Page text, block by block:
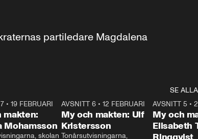
partiledare Magdalena
SE ALLA
24:30
• 19 FEBRUARI
makten:
Mohamsson
skolan
27:30
AVSNITT 6 •12 FEBRUARI
My och makten: Ulf
Kristersson
Tonårsutvisningarna,
AVSNITT 5 •
My och
Elisabeth
Ringqvist